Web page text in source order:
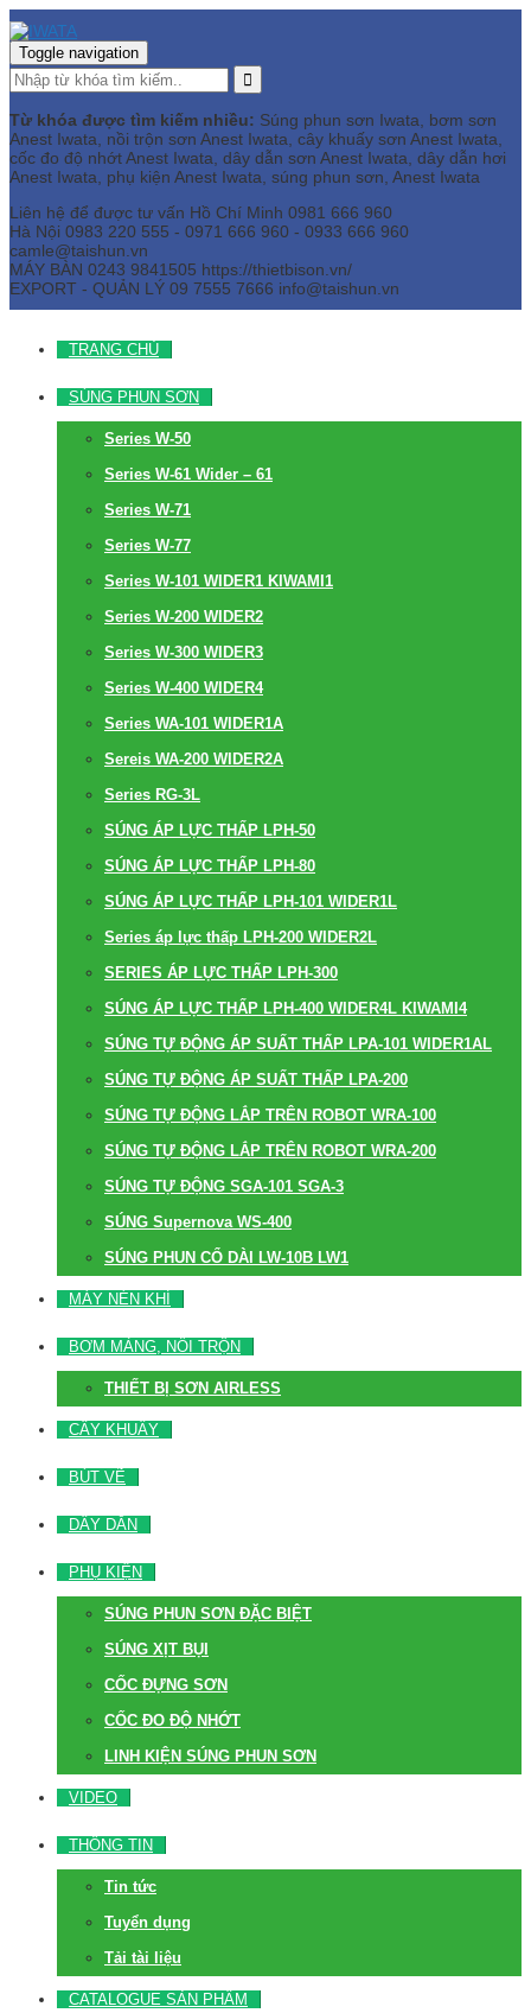
Toggle navigation
Từ khóa được tìm kiếm nhiều: Súng phun sơn Iwata, bơm sơn
Anest Iwata, nồi trộn sơn Anest Iwata, cây khuấy sơn Anest Iwata,
cốc đo độ nhớt Anest Iwata, dây dẫn sơn Anest Iwata, dây dẫn hơi
Anest Iwata, phụ kiện Anest Iwata, súng phun sơn, Anest Iwata
Liên hệ để được tư vấn Hồ Chí Minh 0981 666 960
Hà Nội 0983 220 555 - 0971 666 960 - 0933 666 960
camle@taishun.vn
MÁY BÀN 0243 9841505 https://thietbison.vn/
EXPORT - QUẢN LÝ 09 7555 7666 info@taishun.vn
TRANG CHỦ
SÚNG PHUN SƠN
Series W-50
Series W-61 Wider – 61
Series W-71
Series W-77
Series W-101 WIDER1 KIWAMI1
Series W-200 WIDER2
Series W-300 WIDER3
Series W-400 WIDER4
Series WA-101 WIDER1A
Sereis WA-200 WIDER2A
Series RG-3L
SÚNG ÁP LỰC THẤP LPH-50
SÚNG ÁP LỰC THẤP LPH-80
SÚNG ÁP LỰC THẤP LPH-101 WIDER1L
Series áp lực thấp LPH-200 WIDER2L
SERIES ÁP LỰC THẤP LPH-300
SÚNG ÁP LỰC THẤP LPH-400 WIDER4L KIWAMI4
SÚNG TỰ ĐỘNG ÁP SUẤT THẤP LPA-101 WIDER1AL
SÚNG TỰ ĐỘNG ÁP SUẤT THẤP LPA-200
SÚNG TỰ ĐỘNG LẮP TRÊN ROBOT WRA-100
SÚNG TỰ ĐỘNG LẮP TRÊN ROBOT WRA-200
SÚNG TỰ ĐỘNG SGA-101 SGA-3
SÚNG Supernova WS-400
SÚNG PHUN CỔ DÀI LW-10B LW1
MÁY NÉN KHÍ
BƠM MÀNG, NỒI TRỘN
THIẾT BỊ SƠN AIRLESS
CÂY KHUẤY
BÚT VẼ
DÂY DẪN
PHỤ KIỆN
SÚNG PHUN SƠN ĐẶC BIỆT
SÚNG XỊT BỤI
CỐC ĐỰNG SƠN
CỐC ĐO ĐỘ NHỚT
LINH KIỆN SÚNG PHUN SƠN
VIDEO
THÔNG TIN
Tin tức
Tuyển dụng
Tải tài liệu
CATALOGUE SẢN PHẨM